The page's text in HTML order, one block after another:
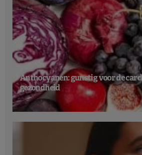
Anthocyanen: gunstig voor de
gezondheid